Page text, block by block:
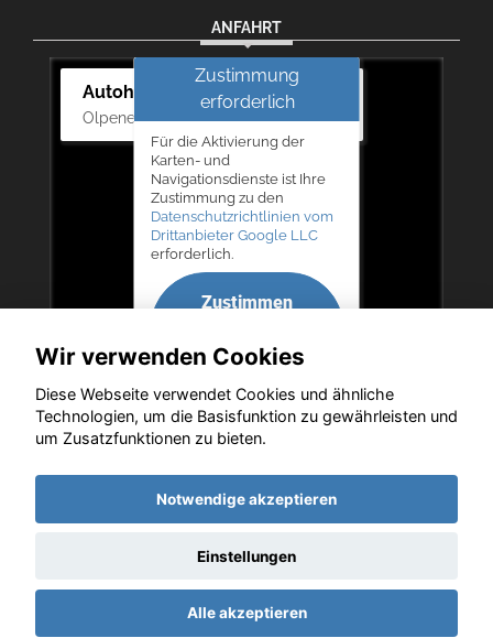
ANFAHRT
Autohaus Bernd Lurz KG
Olpener Str. 31, 51766 Engelskirchen
Zustimmung
erforderlich
Für die Aktivierung der
Karten- und
Navigationsdienste ist Ihre
Zustimmung zu den
Datenschutzrichtlinien vom
Drittanbieter Google LLC
erforderlich.
Zustimmen
aktivieren
Copyright © 2026. Autohaus Bernd Lurz KG
Datenschutz Impressum AGB
Wir verwenden Cookies
Diese Webseite verwendet Cookies und ähnliche
Technologien, um die Basisfunktion zu gewährleisten und
um Zusatzfunktionen zu bieten.
Notwendige akzeptieren
Einstellungen
Alle akzeptieren